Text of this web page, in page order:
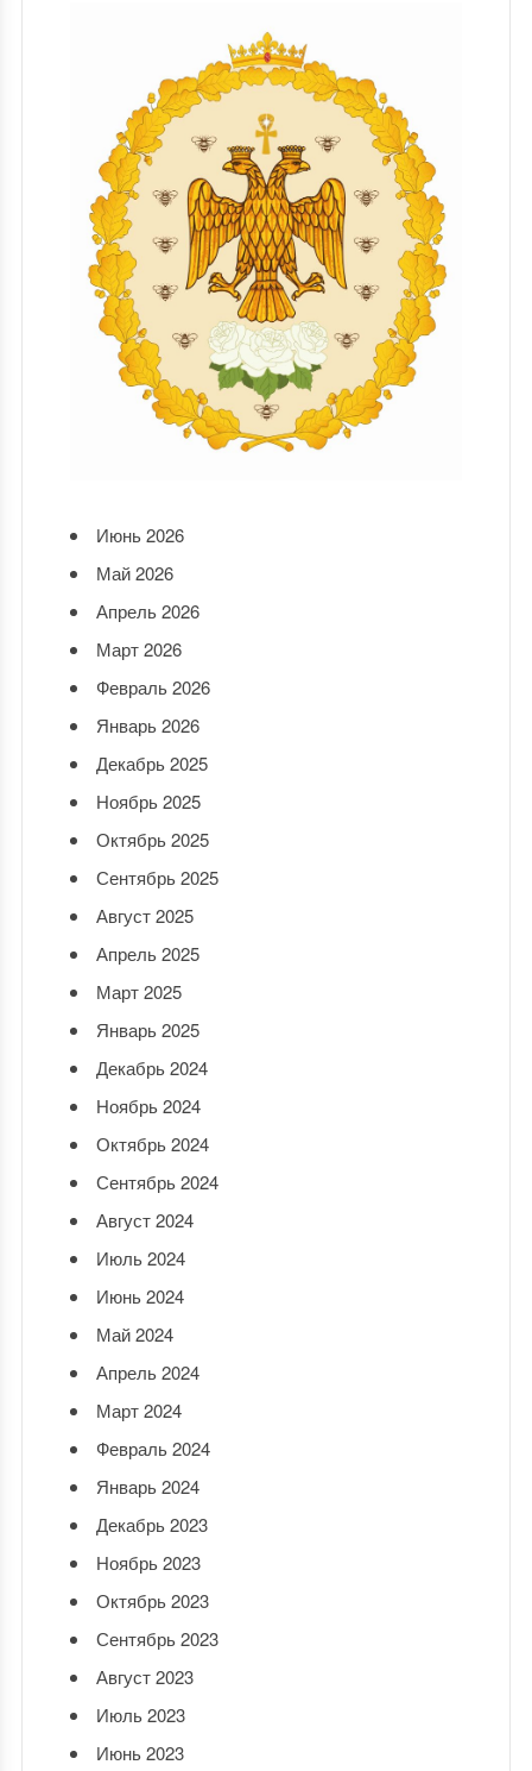
Июнь 2026
Май 2026
Апрель 2026
Март 2026
Февраль 2026
Январь 2026
Декабрь 2025
Ноябрь 2025
Октябрь 2025
Сентябрь 2025
Август 2025
Апрель 2025
Март 2025
Январь 2025
Декабрь 2024
Ноябрь 2024
Октябрь 2024
Сентябрь 2024
Август 2024
Июль 2024
Июнь 2024
Май 2024
Апрель 2024
Март 2024
Февраль 2024
Январь 2024
Декабрь 2023
Ноябрь 2023
Октябрь 2023
Сентябрь 2023
Август 2023
Июль 2023
Июнь 2023